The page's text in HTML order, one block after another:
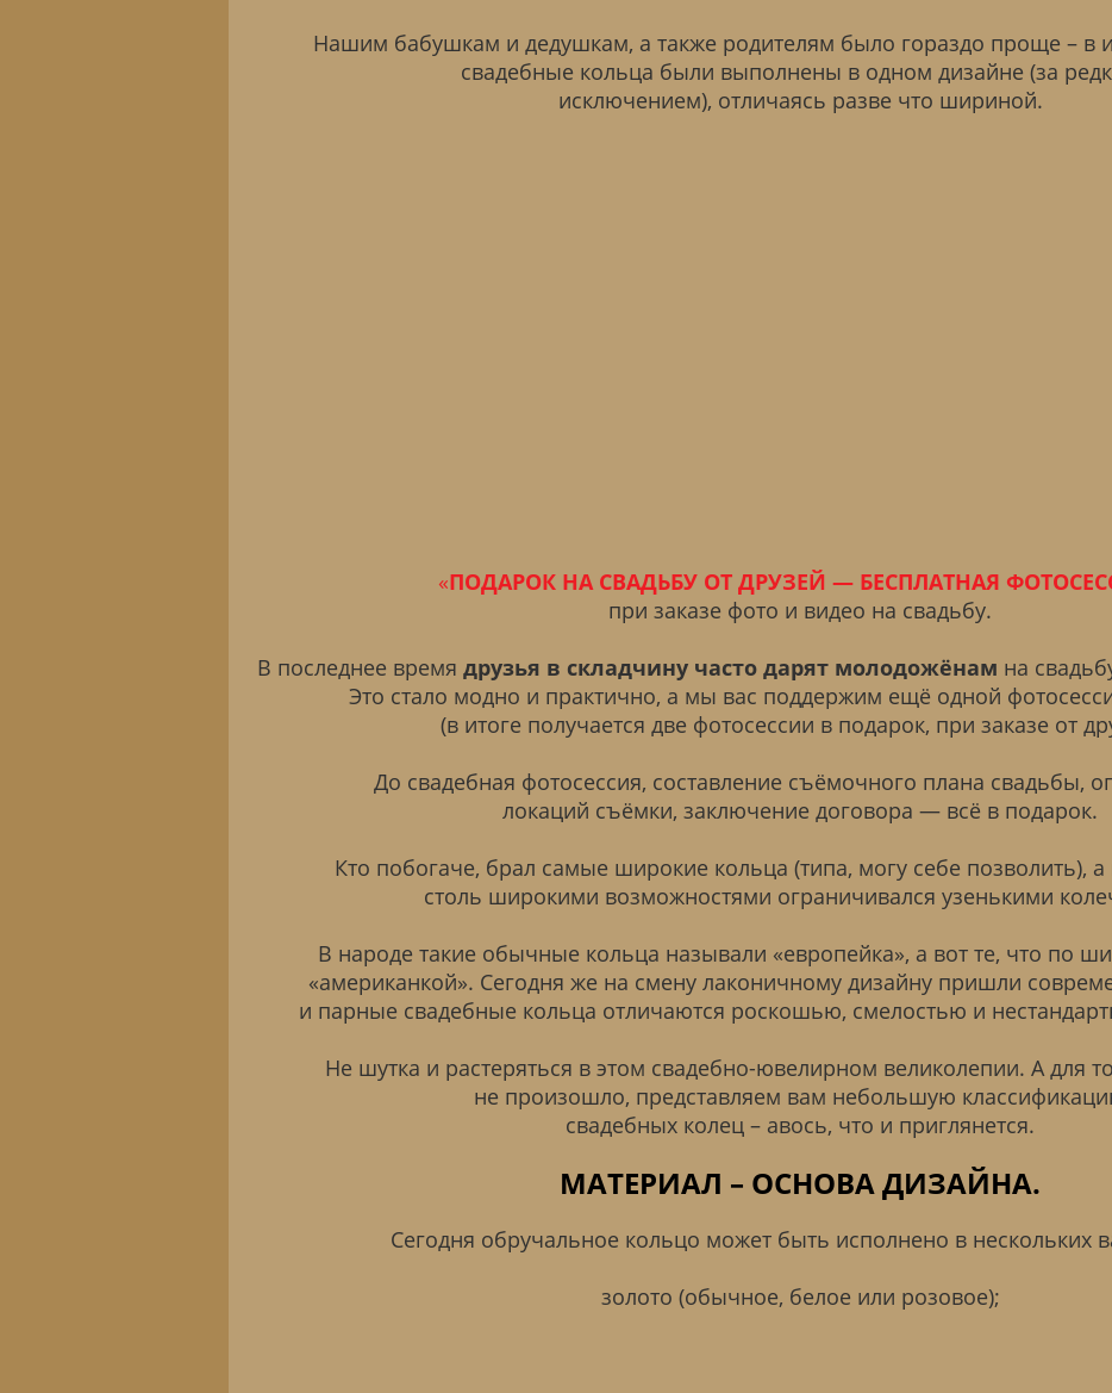
Нашим бабушкам и дедушкам, а также родителям было гораздо проще – в
свадебные кольца были выполнены в одном дизайне (за
исключением), отличаясь разве что шириной.
«ПОДАРОК НА СВАДЬБУ ОТ ДРУЗЕЙ — БЕСПЛАТНАЯ
при заказе фото и видео на свадьбу.
В последнее время друзья в складчину часто дарят молодожёнам на
Это стало модно и практично, а мы вас поддержим ещё одной
(в итоге получается две фотосессии в подарок, при заказе от
До свадебная фотосессия, составление съёмочного плана свадьбы,
локаций съёмки, заключение договора — всё в подарок.
Кто побогаче, брал самые широкие кольца (типа, могу себе позволить), а
столь широкими возможностями ограничивался узенькими
В народе такие обычные кольца называли «европейка», а вот те, что по
«американкой». Сегодня же на смену лаконичному дизайну пришли
и парные свадебные кольца отличаются роскошью, смелостью и
Не шутка и растеряться в этом свадебно-ювелирном великолепии. А для
не произошло, представляем вам небольшую
свадебных колец – авось, что и приглянется.
МАТЕРИАЛ – ОСНОВА ДИЗАЙНА.
Сегодня обручальное кольцо может быть исполнено в нескольких
золото (обычное, белое или розовое);